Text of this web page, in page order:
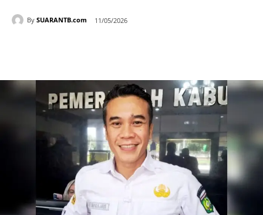
By SUARANTB.com 11/05/2026